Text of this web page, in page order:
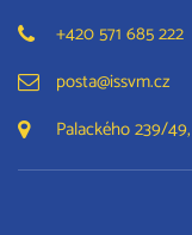
+420 571 685 222
posta@issvm.cz
Palackého 239/